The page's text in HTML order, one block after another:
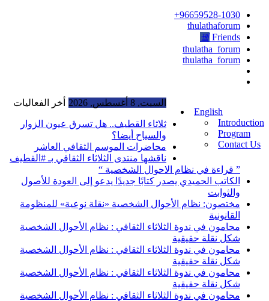
96659528-1030+
thulathaforum
Friends
thulatha_forum
thulatha_forum
English
Introduction
Program
Contact Us
السبت, 8 أغسطس, 2026 أخر الفعاليات
ثلاثاء القطيف.. هل تسرق عيون الزوار
والسياح أيضا؟
محاضرات الموسم الثقافي العاشر
ناقشها منتدى الثلاثاء الثقافي بـ #القطيف
” قراءة في نظام الاحوال الشخصية “
الكاتب الحميدي يصدر كتابًا جديدًا يدعو إلى العودة للأصول
والثوابت
مختصون: نظام الأحوال الشخصية «نقلة نوعية» للمنظومة
القانونية
محامون في ندوة الثلاثاء الثقافي : نظام الأحوال الشخصية
شكل نقلة حقيقية
محامون في ندوة الثلاثاء الثقافي : نظام الأحوال الشخصية
شكل نقلة حقيقية
محامون في ندوة الثلاثاء الثقافي : نظام الأحوال الشخصية
شكل نقلة حقيقية
محامون في ندوة الثلاثاء الثقافي : نظام الأحوال الشخصية